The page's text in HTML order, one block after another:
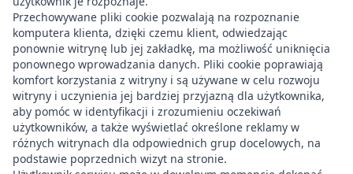
Przechowywane pliki cookie pozwalają na rozpoznanie
komputera klienta, dzięki czemu klient, odwiedzając
ponownie witrynę lub jej zakładkę, ma możliwość uniknięcia
ponownego wprowadzania danych. Pliki cookie poprawiają
komfort korzystania z witryny i są używane w celu rozwoju
witryny i uczynienia jej bardziej przyjazną dla użytkownika,
aby pomóc w identyfikacji i zrozumieniu oczekiwań
użytkowników, a także wyświetlać określone reklamy w
różnych witrynach dla odpowiednich grup docelowych, na
podstawie poprzednich wizyt na stronie.